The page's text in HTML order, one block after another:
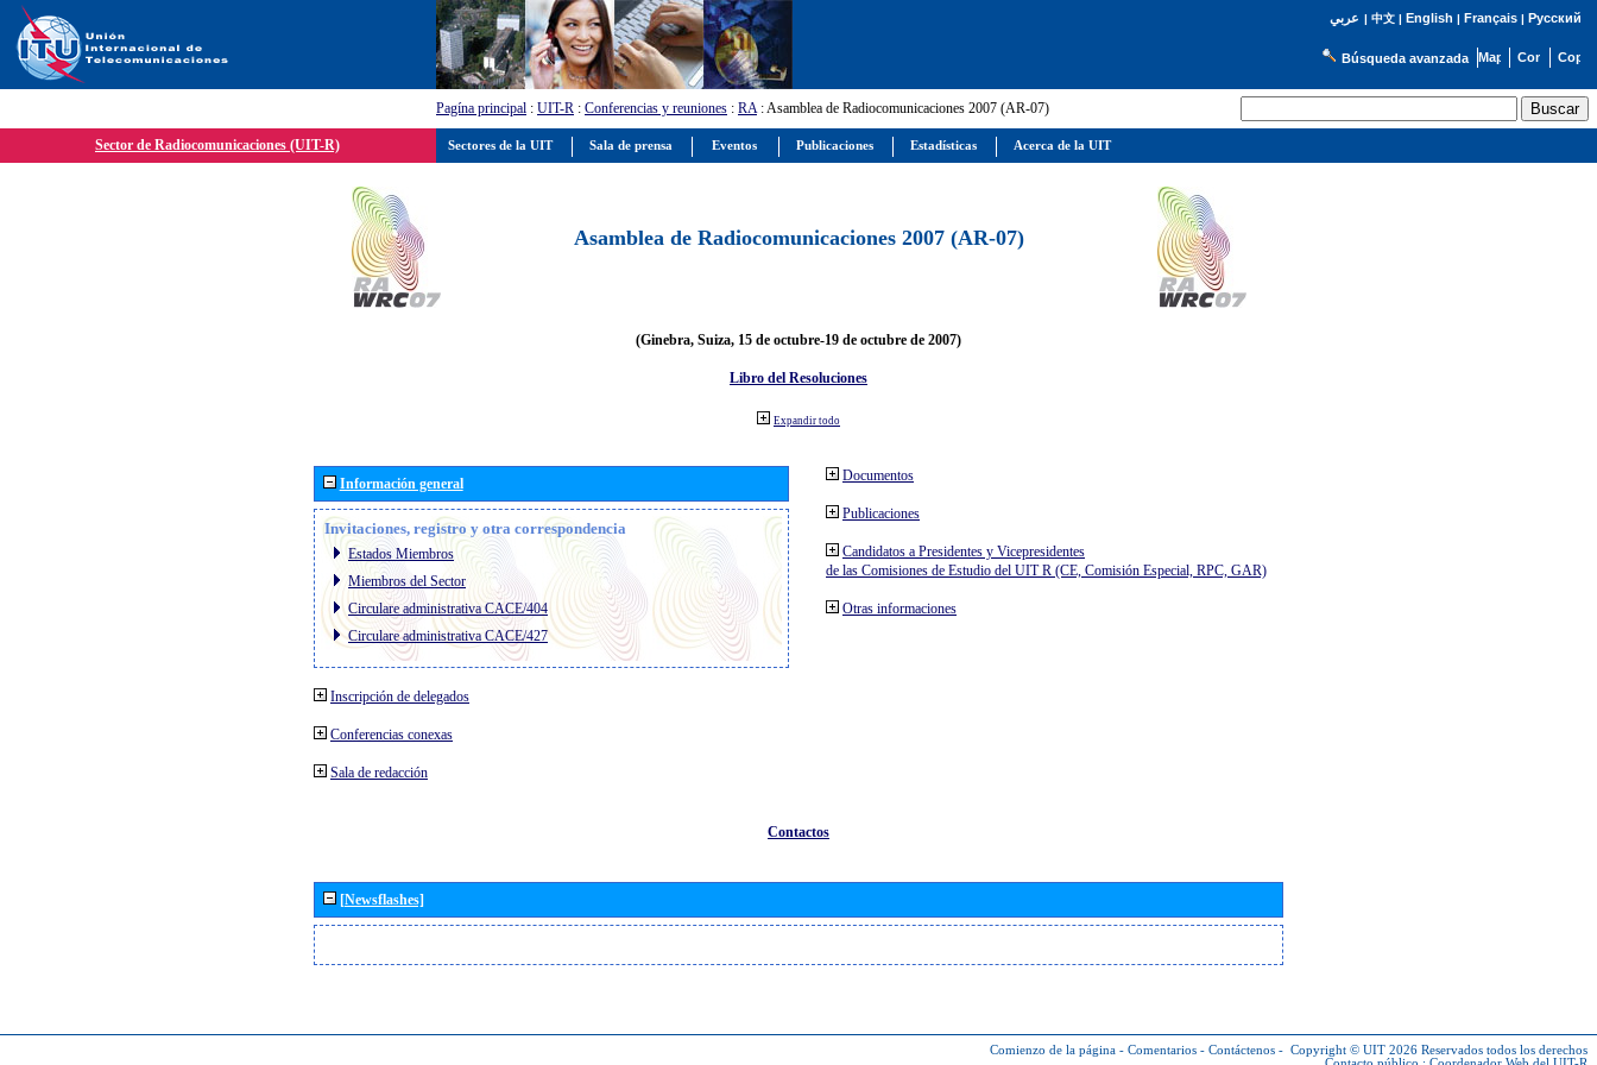
عربي | 中文| English | Français| Русский
Búsqueda avanzada
Pagína principal : UIT-R : Conferencias y reuniones : RA: Asamblea de Radiocomunicaciones 2007 (AR-07)
Sector de Radiocomunicaciones (UIT-R)
Asamblea de Radiocomunicaciones 2007 (AR-07)
(Ginebra, Suiza, 15 de octubre-19 de octubre de 2007)
Libro del Resoluciones
Expandir todo
Información general
Invitaciones, registro y otra correspondencia
Estados Miembros
Miembros del Sector
Circulare administrativa CACE/404
Circulare administrativa CACE/427
Inscripción de delegados
Conferencias conexas
Sala de redacción
Documentos
Publicaciones
Candidatos a Presidentes y Vicepresidentes
de las Comisiones de Estudio del UIT R (CE, Comisión Especial, RPC, GAR)
Otras informaciones
Contactos
[Newsflashes]
Comienzo de la página - Comentarios - Contáctenos - Copyright © UIT 2026 Reservados todos los derechos
Sectores de la UIT Sala de prensa Eventos Publicaciones Estadísticas Acerca de la UIT